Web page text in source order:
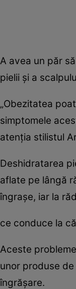
A avea un păr
pielii şi a
„Obezitatea
simptomele
atenţia stilistul
Deshidratarea
aflate pe lângă
îngraşe, iar la
ce conduce la
Aceste
unor produse
îngrăşare.